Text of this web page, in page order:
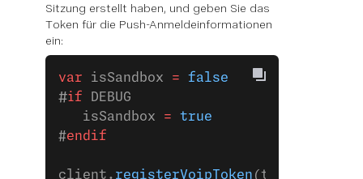
Sitzung erstellt haben, und geben Sie das
Token für die Push-Anmeldeinformationen
ein:
var isSandbox = false
#if DEBUG
   isSandbox
= true
#endif
client. registerVoipToken (token,